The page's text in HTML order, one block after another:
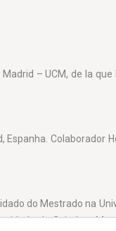
– UCM, de la
Colaborador
do Mestrado na
de Coimbra.